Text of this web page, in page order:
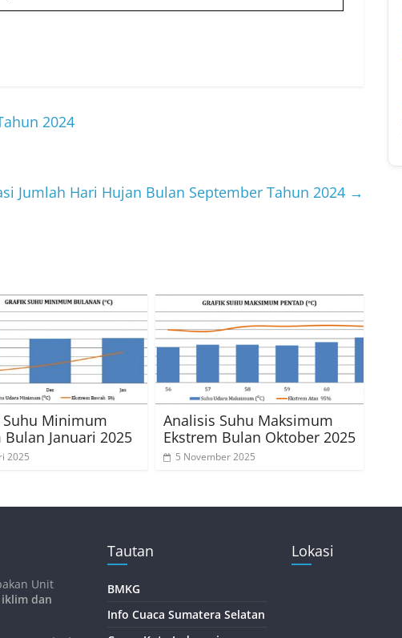
2024
Jumlah Hari Hujan Bulan September Tahun 2024 →
Minimum
Bulan Januari 2025
2025
Analisis Suhu Maksimum
Ekstrem Bulan Oktober 2025
5 November 2025
Unit
dan
Tautan
BMKG
Info Cuaca Sumatera Selatan
Lokasi